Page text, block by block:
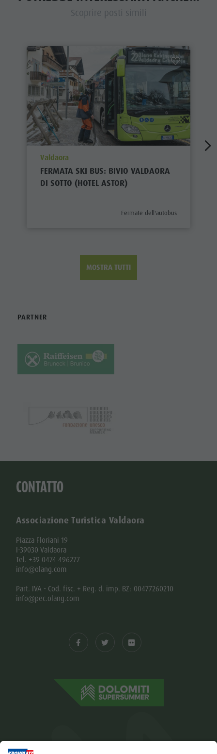
Scoprire posti simili
aria.poi_location_prefix
Valdaora
FERMATA SKI BUS: BIVIO VALDAORA
DI SOTTO (HOTEL ASTOR)
aria.poi_category_prefix
Fermate dell'autobus
MOSTRA TUTTI
PARTNER
CONTATTO
Associazione Turistica Valdaora
Piazza Floriani 19
I-39030 Valdaora
Tel. +39 0474 496277
info@olang.com
Part. IVA - Cod. fisc. + Reg. d. imp. BZ: 00477260210
info@pec.olang.com